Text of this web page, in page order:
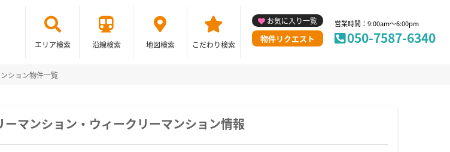
エリア検索 沿線検索 地図検索 こだわり検索
お気に入り一覧
物件リクエスト
営業時間：9:00am～6:00pm
050-7587-6340
ション物件一覧
マンション・ウィークリーマンション情報